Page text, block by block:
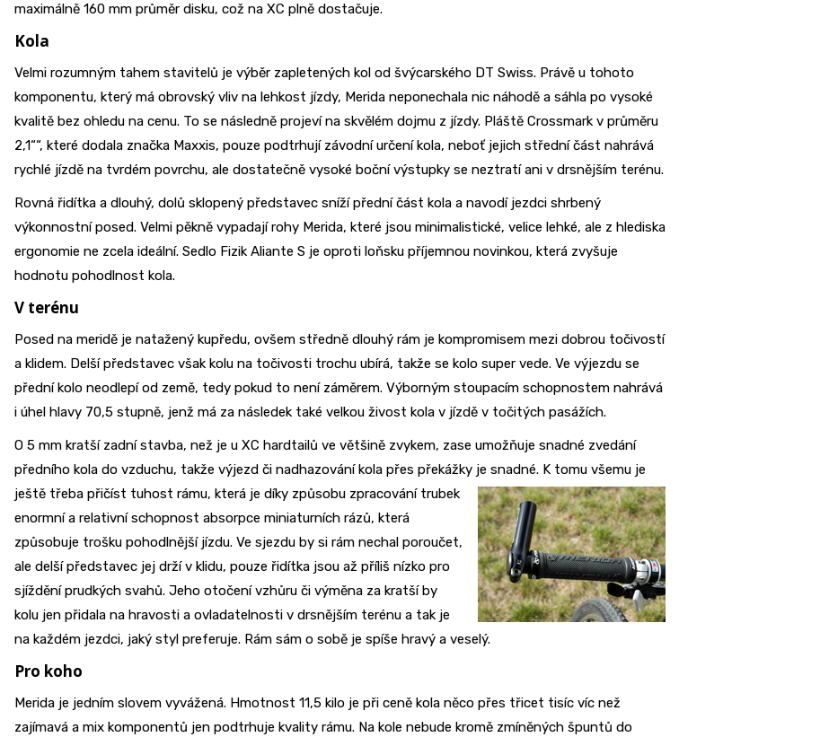
maximálně 160 mm průměr disku, což na XC plně dostačuje.
Kola
Velmi rozumným tahem stavitelů je výběr zapletených kol od švýcarského DT Swiss. Právě u tohoto
komponentu, který má obrovský vliv na lehkost jízdy, Merida neponechala nic náhodě a sáhla po vysoké
kvalitě bez ohledu na cenu. To se následně projeví na skvělém dojmu z jízdy. Pláště Crossmark v průměru
2,1““, které dodala značka Maxxis, pouze podtrhují závodní určení kola, neboť jejich střední část nahrává
rychlé jízdě na tvrdém povrchu, ale dostatečně vysoké boční výstupky se neztratí ani v drsnějším terénu.
Rovná řidítka a dlouhý, dolů sklopený představec sníží přední část kola a navodí jezdci shrbený
výkonnostní posed. Velmi pěkně vypadají rohy Merida, které jsou minimalistické, velice lehké, ale z hlediska
ergonomie ne zcela ideální. Sedlo Fizik Aliante S je oproti loňsku příjemnou novinkou, která zvyšuje
hodnotu pohodlnost kola.
V terénu
Posed na meridě je natažený kupředu, ovšem středně dlouhý rám je kompromisem mezi dobrou točivostí
a klidem. Delší představec však kolu na točivosti trochu ubírá, takže se kolo super vede. Ve výjezdu se
přední kolo neodlepí od země, tedy pokud to není záměrem. Výborným stoupacím schopnostem nahrává
i úhel hlavy 70,5 stupně, jenž má za následek také velkou živost kola v jízdě v točitých pasážích.
O 5 mm kratší zadní stavba, než je u XC hardtailů ve většině zvykem, zase umožňuje snadné zvedání
předního kola do vzduchu, takže výjezd či nadhazování kola přes překážky je snadné. K tomu všemu je
ještě třeba přičíst tuhost rámu, která je díky způsobu zpracování trubek
enormní a relativní schopnost absorpce miniaturních rázů, která
způsobuje trošku pohodlnější jízdu. Ve sjezdu by si rám nechal poroučet,
ale delší představec jej drží v klidu, pouze řidítka jsou až příliš nízko pro
sjíždění prudkých svahů. Jeho otočení vzhůru či výměna za kratší by
kolu jen přidala na hravosti a ovladatelnosti v drsnějším terénu a tak je
na každém jezdci, jaký styl preferuje. Rám sám o sobě je spíše hravý a veselý.
Pro koho
Merida je jedním slovem vyvážená. Hmotnost 11,5 kilo je při ceně kola něco přes třicet tisíc víc než
zajímavá a mix komponentů jen podtrhuje kvality rámu. Na kole nebude kromě zmíněných špuntů do